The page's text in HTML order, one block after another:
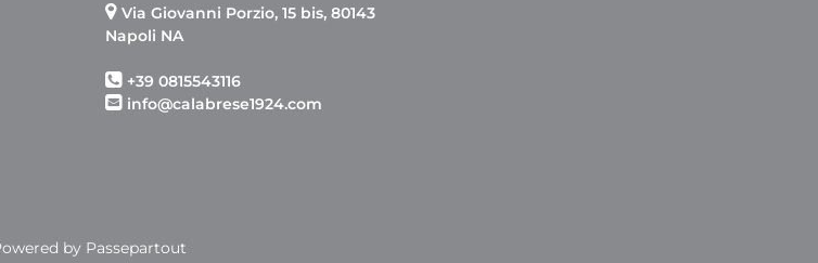
Via Giovanni Porzio, 15 bis, 80143
Napoli NA
+39 0815543116
info@calabrese1924.com
by Passepartout